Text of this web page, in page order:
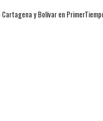
y Bolívar en